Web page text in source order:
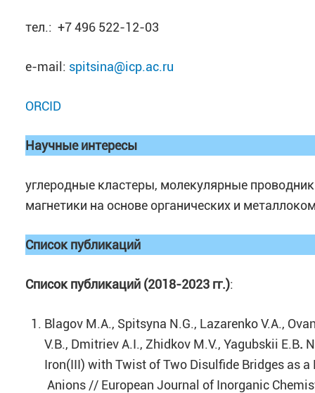
тел.: +7 496 522-12-03
e-mail: spitsina@icp.ac.ru
ORCID
Научные интересы
углеродные кластеры, молекулярные
магнетики на основе органических и
Список публикаций
Список публикаций (2018-2023 гг.):
Blagov M.A., Spitsyna N.G., Lazarenko V.A.,
V.B., Dmitriev A.I., Zhidkov M.V., Yagubskii E.B.
Iron(III) with Twist of Two Disulfide Bridges as
Anions // European Journal of Inorganic